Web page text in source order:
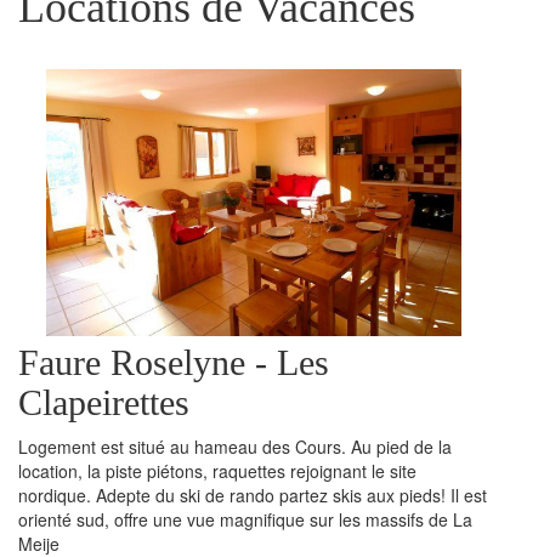
Faure Roselyne - Les
Clapeirettes
Logement est situé au hameau des Cours. Au pied de la
location, la piste piétons, raquettes rejoignant le site
nordique. Adepte du ski de rando partez skis aux pieds! Il est
orienté sud, offre une vue magnifique sur les massifs de La
Meije